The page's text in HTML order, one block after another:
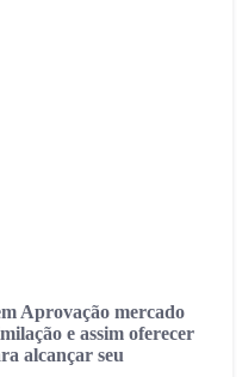
Aprovação mercado
e assim oferecer
alcançar seu